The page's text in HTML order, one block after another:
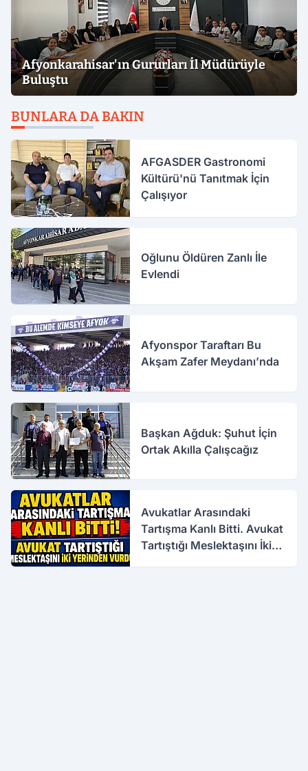
Afyonkarahisar'ın Gururları İl Müdürüyle
Buluştu
BUNLARA DA BAKIN
AFGASDER Gastronomi
Kültürü'nü Tanıtmak İçin
Çalışıyor
Oğlunu Öldüren Zanlı İle
Evlendi
Afyonspor Taraftarı Bu
Akşam Zafer Meydanı’nda
Başkan Ağduk: Şuhut İçin
Ortak Akılla Çalışcağız
Avukatlar Arasındaki
Tartışma Kanlı Bitti. Avukat
Tartıştığı Meslektaşını İki